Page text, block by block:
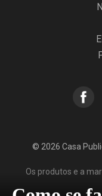
© 2026 Casa
Os produtos e a